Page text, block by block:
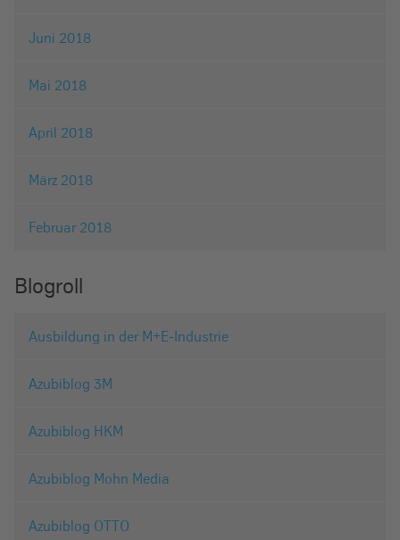
Juni 2018
Mai 2018
April 2018
März 2018
Februar 2018
Blogroll
Ausbildung in der M+E-Industrie
Azubiblog 3M
Azubiblog HKM
Azubiblog Mohn Media
Azubiblog OTTO